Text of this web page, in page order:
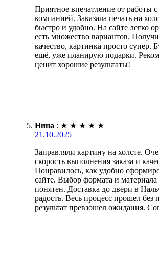
Приятное впечатление от работы с
компанией. Заказала печать на
быстро и удобно. На сайте легко
есть множество вариантов.
качество, картинка просто супер.
ещё, уже планирую подарки.
ценит хорошие результаты!
Нина : ★ ★ ★ ★ ★
21.10.2025
Заправляли картину на холсте.
скорость выполнения заказа и
Понравилось, как удобно
сайте. Выбор формата и материала
понятен. Доставка до двери в
радость. Весь процесс прошел без
результат превзошел ожидания.